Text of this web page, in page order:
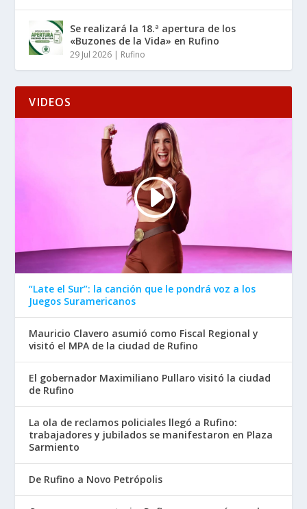
Se realizará la 18.ª apertura de los
«Buzones de la Vida» en Rufino
29 Jul 2026 | Rufino
VIDEOS
“Late el Sur”: la canción que le pondrá voz a los
Juegos Suramericanos
Mauricio Clavero asumió como Fiscal Regional y
visitó el MPA de la ciudad de Rufino
El gobernador Maximiliano Pullaro visitó la ciudad
de Rufino
La ola de reclamos policiales llegó a Rufino:
trabajadores y jubilados se manifestaron en Plaza
Sarmiento
De Rufino a Novo Petrópolis